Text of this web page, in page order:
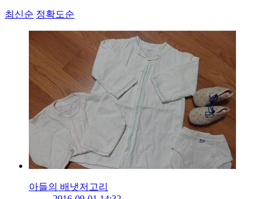
최신순 정확도순
아들의 배냇저고리